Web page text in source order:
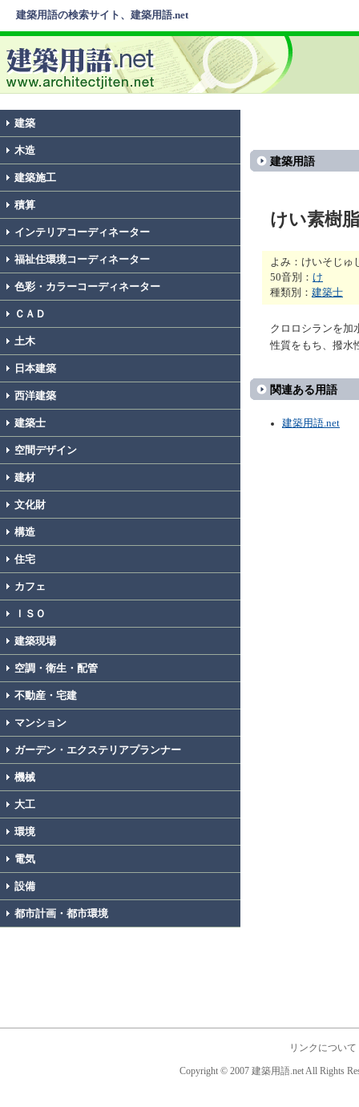
建築用語の検索サイト、建築用語.net
建築
木造
建築施工
積算
インテリアコーディネーター
福祉住環境コーディネーター
色彩・カラーコーディネーター
ＣＡＤ
土木
日本建築
西洋建築
建築士
空間デザイン
建材
文化財
構造
住宅
カフェ
ＩＳＯ
建築現場
空調・衛生・配管
不動産・宅建
マンション
ガーデン・エクステリアプランナー
機械
大工
環境
電気
設備
都市計画・都市環境
建築用語
けい素樹脂
よみ：けいそじゅ
50音別： け
種類別： 建築士
クロロシランを加
性質をもち、撥水
関連ある用語
建築用語.net
リンクについて
Copyright © 2007 建築用語.net All Rights